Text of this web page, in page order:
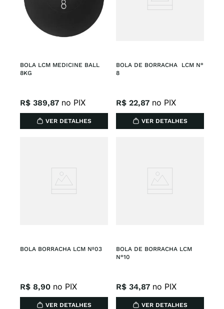
BOLA LCM MEDICINE BALL
8KG
R$ 389,87 no PIX
VER DETALHES
BOLA DE BORRACHA  LCM N°
8
R$ 22,87 no PIX
VER DETALHES
BOLA BORRACHA LCM Nº03
R$ 8,90 no PIX
VER DETALHES
BOLA DE BORRACHA LCM
N°10
R$ 34,87 no PIX
VER DETALHES